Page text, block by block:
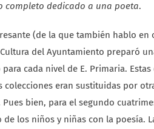
completo dedicado a una poeta.
(de la que también hablo en
del Ayuntamiento preparó
cada nivel de E. Primaria.
eran sustituidas por
bien, para el segundo
los niños y niñas con la poesía.